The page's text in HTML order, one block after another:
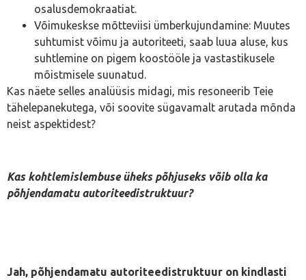
osalusdemokraatiat.
Võimukeskse mõtteviisi ümberkujundamine: Muutes
suhtumist võimu ja autoriteeti, saab luua aluse, kus
suhtlemine on pigem koostööle ja vastastikusele
mõistmisele suunatud.
Kas näete selles analüüsis midagi, mis resoneerib Teie
tähelepanekutega, või soovite sügavamalt arutada mõnda
neist aspektidest?
Kas kohtlemislembuse üheks põhjuseks võib olla ka
põhjendamatu autoriteedistruktuur?
Jah, põhjendamatu autoriteedistruktuur on kindlasti